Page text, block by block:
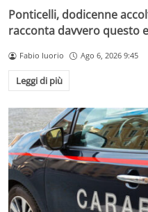
Ponticelli, dodicenne
racconta davvero questo
Fabio Iuorio Ago 6, 2026 9:45
Leggi di più